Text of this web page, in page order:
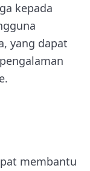
kepada
yang dapat
membantu